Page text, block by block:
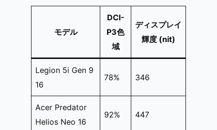
モデル
DCI-
P3色
域
ディスプレイ
輝度 (nit)
Legion 5i Gen 9
16
78% 346
Acer Predator
Helios Neo 16
92% 447